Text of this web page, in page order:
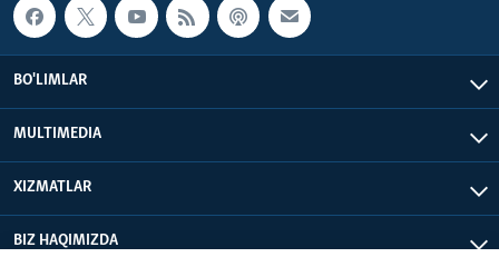
BO'LIMLAR
MULTIMEDIA
XIZMATLAR
BIZ HAQIMIZDA